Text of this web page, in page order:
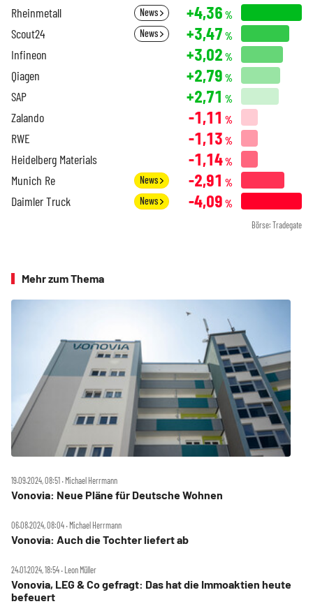
Rheinmetall News +4,36 %
Scout24 News +3,47 %
Infineon +3,02 %
Qiagen +2,79 %
SAP +2,71 %
Zalando -1,11 %
RWE -1,13 %
Heidelberg Materials -1,14%
Munich Re News -2,91 %
Daimler Truck News -4,09 %
Börse: Tradegate
Mehr zum Thema
19.09.2024, 08:51 ‧ Michael Herrmann
Vonovia: Neue Pläne für Deutsche Wohnen
06.08.2024, 08:04 ‧ Michael Herrmann
Vonovia: Auch die Tochter liefert ab
24.01.2024, 18:54 ‧ Leon Müller
Vonovia, LEG & Co gefragt: Das hat die Immoaktien heute
befeuert